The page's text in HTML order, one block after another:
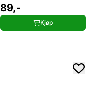
poser
89,-
Kjøp